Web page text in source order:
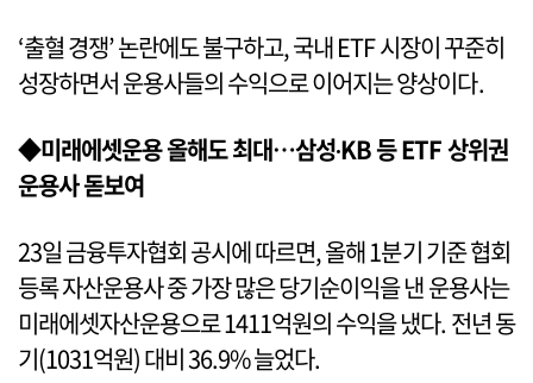
‘출혈 경쟁’ 논란에도 불구하고, 국내 ETF 시장이 꾸준히
성장하면서 운용사들의 수익으로 이어지는 양상이다.
◆미래에셋운용 올해도 최대…삼성‧KB 등 ETF 상위권
운용사 돋보여
23일 금융투자협회 공시에 따르면, 올해 1분기 기준 협회
등록 자산운용사 중 가장 많은 당기순이익을 낸 운용사는
미래에셋자산운용으로 1411억원의 수익을 냈다. 전년 동
기(1031억원) 대비 36.9% 늘었다.